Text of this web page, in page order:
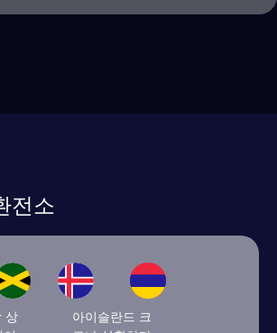
전소
상
아이슬란드 크